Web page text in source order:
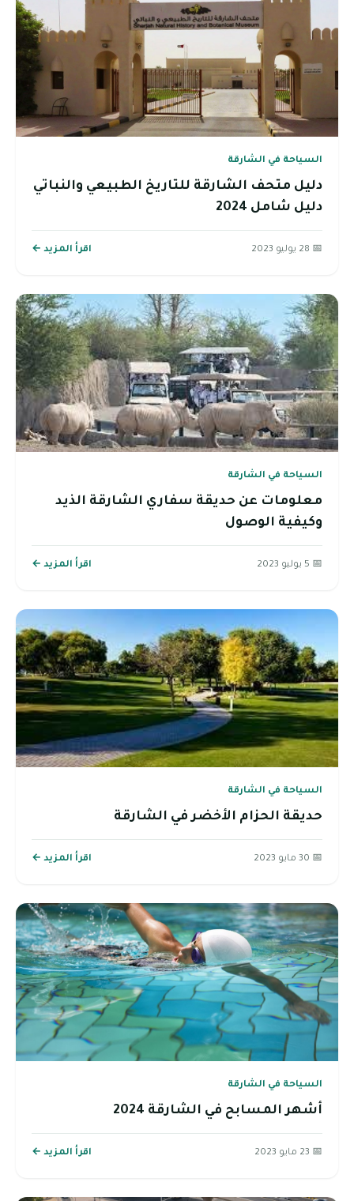
السياحة في الشارقة
دليل متحف الشارقة للتاريخ الطبيعي والنباتي
دليل شامل 2024
📅 28 يوليو 2023 اقرأ المزيد ←
السياحة في الشارقة
معلومات عن حديقة سفاري الشارقة الذيد
وكيفية الوصول
📅 5 يوليو 2023 اقرأ المزيد ←
السياحة في الشارقة
حديقة الحزام الأخضر في الشارقة
📅 30 مايو 2023 اقرأ المزيد ←
السياحة في الشارقة
أشهر المسابح في الشارقة 2024
📅 23 مايو 2023 اقرأ المزيد ←